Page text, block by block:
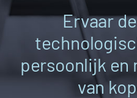
Ervaar
persoonlijk en
van